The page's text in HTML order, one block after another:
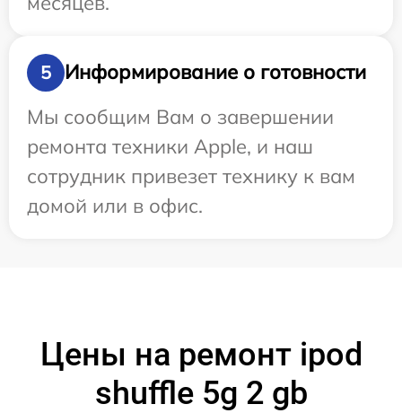
5
Информирование о готовности
Мы сообщим Вам о завершении
ремонта техники Apple, и наш
сотрудник привезет технику к вам
домой или в офис.
Цены на ремонт ipod
shuffle 5g 2 gb